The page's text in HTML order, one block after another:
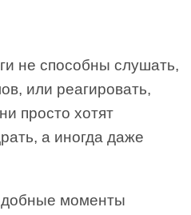
не способны слушать,
или реагировать,
просто хотят
а иногда даже
моменты